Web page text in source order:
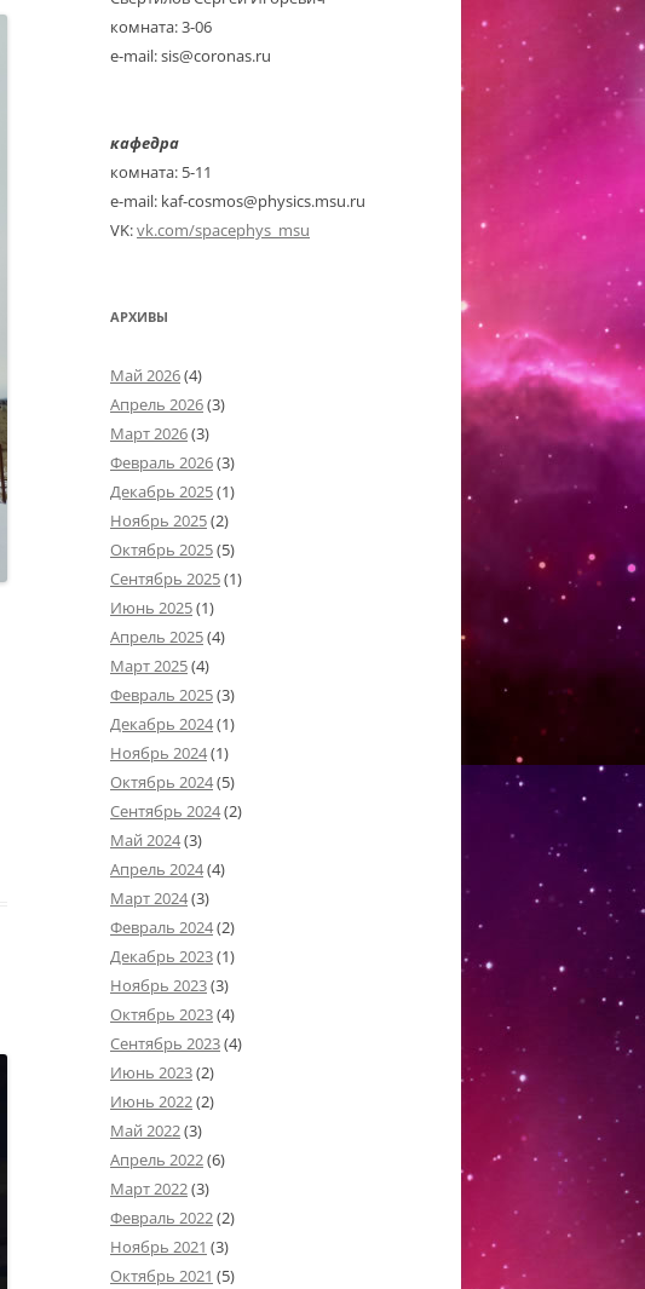
комната: 3-06
e-mail: sis@coronas.ru
кафедра
комната: 5-11
e-mail: kaf-cosmos@physics.msu.ru
VK:vk.com/spacephys_msu
АРХИВЫ
Май 2026(4)
Апрель 2026(3)
Март 2026(3)
Февраль 2026(3)
Декабрь 2025(1)
Ноябрь 2025(2)
Октябрь 2025(5)
Сентябрь 2025(1)
Июнь 2025(1)
Апрель 2025(4)
Март 2025(4)
Февраль 2025(3)
Декабрь 2024(1)
Ноябрь 2024(1)
Октябрь 2024(5)
Сентябрь 2024(2)
Май 2024(3)
Апрель 2024(4)
Март 2024(3)
Февраль 2024(2)
Декабрь 2023(1)
Ноябрь 2023(3)
Октябрь 2023(4)
Сентябрь 2023(4)
Июнь 2023(2)
Июнь 2022(2)
Май 2022(3)
Апрель 2022(6)
Март 2022(3)
Февраль 2022(2)
Ноябрь 2021 (3)
Октябрь 2021 (5)